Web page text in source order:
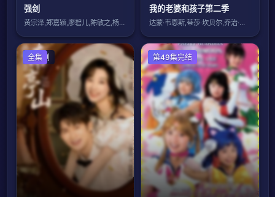
强剑
黄宗泽,郑嘉颖,廖碧儿,陈敏之,杨思琦
我的老婆和孩子第二季
达蒙·韦恩斯,蒂莎·坎贝尔,乔治·戈尔二
国产剧
全集 日本剧
第49集完结